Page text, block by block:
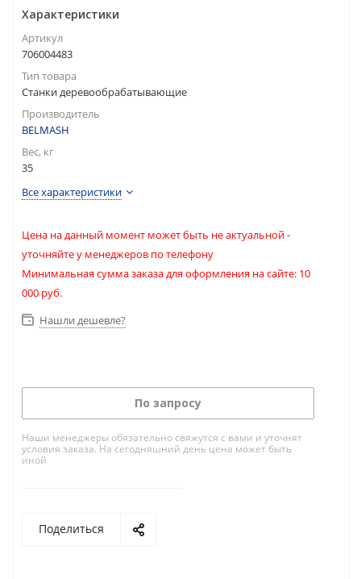
Характеристики
Артикул
706004483
Тип товара
Станки деревообрабатывающие
Производитель
BELMASH
Вес, кг
35
Все характеристики
Цена на данный момент может быть не актуальной -
уточняйте у менеджеров по телефону
Минимальная сумма заказа для оформления на сайте: 10
000 руб.
Нашли дешевле?
По запросу
Наши менеджеры обязательно свяжутся с вами и уточнят
условия заказа. На сегодняшний день цена может быть
иной
Поделиться